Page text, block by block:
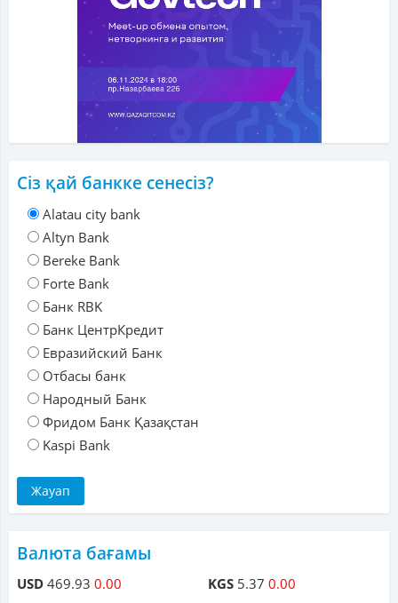
Сіз қай банкке сенесіз?
Alatau city bank
Altyn Bank
Bereke Bank
Forte Bank
Банк RBK
Банк ЦентрКредит
Евразийский Банк
Отбасы банк
Народный Банк
Фридом Банк Қазақстан
Kaspi Bank
Валюта бағамы
USD 469.93 0.00
KGS 5.37 0.00